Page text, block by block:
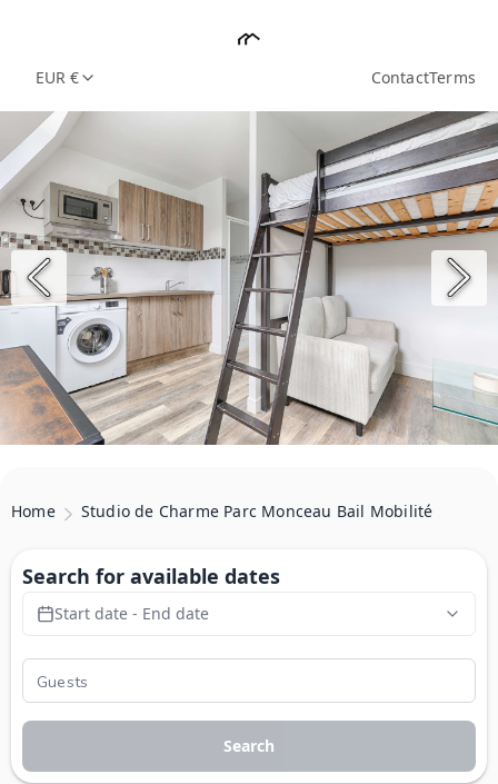
EUR € ContactTerms
Home Studio de Charme Parc Monceau Bail Mobilité
Search for available dates
Start date - End date
Search